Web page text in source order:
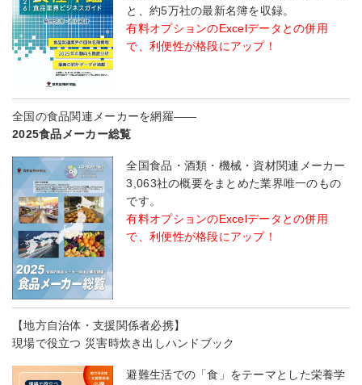
と、約5万社の最新名簿を収録。
有料オプションのExcelデータとの併用
で、利便性が格段にアップ！
全国の食品関連メーカーを網羅――
2025食品メーカー総覧
全国食品・酒類・機械・資材関連メーカー
3,063社の概要をまとめた業界唯一のもの
です。
有料オプションのExcelデータとの併用
で、利便性が格段にアップ！
【地方自治体・支援関係者必携】
現場で役立つ 災害時炊き出しハンドブック
避難生活での「食」をテーマとした栄養学